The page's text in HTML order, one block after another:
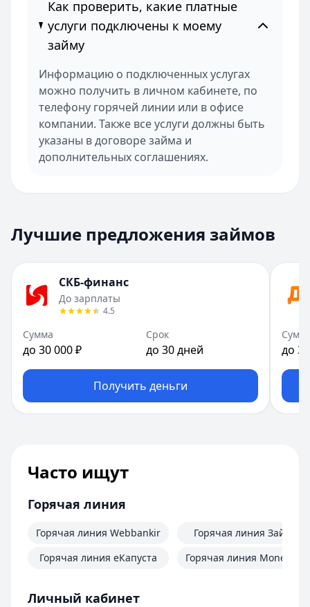
Как проверить, какие платные
услуги подключены к моему
займу
Информацию о подключенных услугах
можно получить в личном кабинете, по
телефону горячей линии или в офисе
компании. Также все услуги должны быть
указаны в договоре займа и
дополнительных соглашениях.
Лучшие предложения займов
СКБ-финанс
До зарплаты
4.5
Сумма
до 30 000 ₽
Срок
до 30 дней
Получить деньги
до
Часто ищут
Горячая линия
Горячая линия Webbankir
Горячая линия еКапуста
Горячая линия Займер
Горячая линия
Личный кабинет